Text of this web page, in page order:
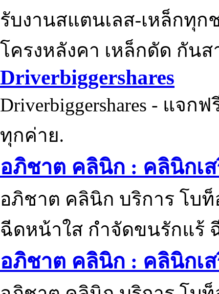
รับงานสแตนเลส-เหล็กทุ
โครงหลังคา เหล็กดัด กัน
Driverbiggershares
Driverbiggershares - แจก
ทุกค่าย.
อภิชาต คลินิก : คลินิกเ
อภิชาต คลินิก บริการ โบ
ฉีดหน้าใส กำจัดขนรักแร้
อภิชาต คลินิก : คลินิกเ